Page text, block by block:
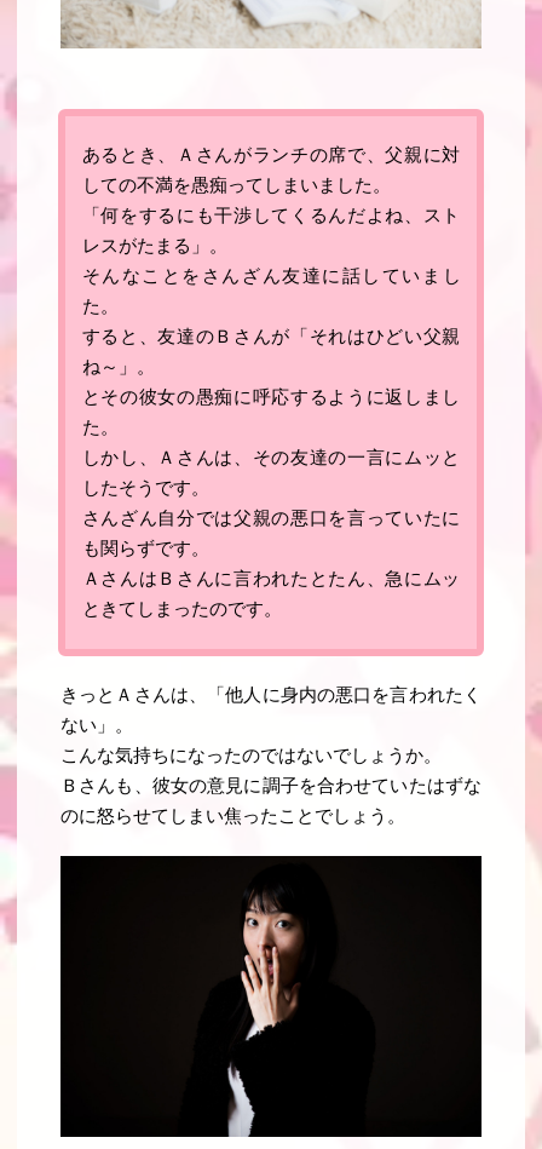
あるとき、Ａさんがランチの席で、父親に対
しての不満を愚痴ってしまいました。
「何をするにも干渉してくるんだよね、スト
レスがたまる」。
そんなことをさんざん友達に話していまし
た。
すると、友達のＢさんが「それはひどい父親
ね～」。
とその彼女の愚痴に呼応するように返しまし
た。
しかし、Ａさんは、その友達の一言にムッと
したそうです。
さんざん自分では父親の悪口を言っていたに
も関らずです。
ＡさんはＢさんに言われたとたん、急にムッ
ときてしまったのです。
きっとＡさんは、「他人に身内の悪口を言われたく
ない 」。
こんな気持ちになったのではないでしょうか。
Ｂさんも、彼女の意見に調子を合わせていたはずな
のに怒らせてしまい焦ったことでしょう。